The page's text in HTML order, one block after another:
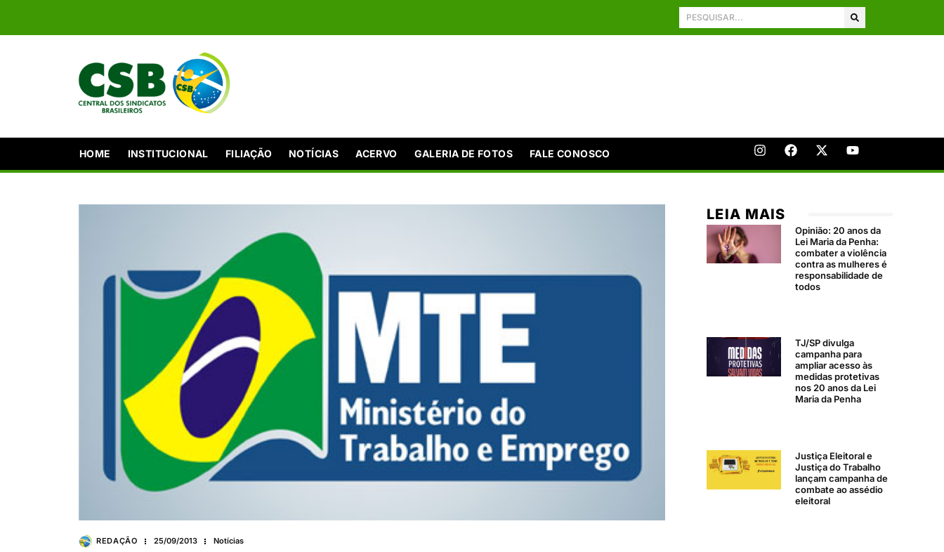
HOME INSTITUCIONAL FILIAÇÃO NOTÍCIAS ACERVO GALERIA DE FOTOS FALE CONOSCO
REDAÇÃO 25/09/2013 Notícias
LEIA MAIS
Opinião: 20 anos da
Lei Maria da Penha:
combater a violência
contra as mulheres é
responsabilidade de
todos
TJ/SP divulga
campanha para
ampliar acesso às
medidas protetivas
nos 20 anos da Lei
Maria da Penha
Justiça Eleitoral e
Justiça do Trabalho
lançam campanha de
combate ao assédio
eleitoral